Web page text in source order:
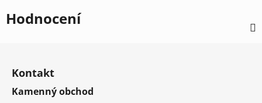
Hodnocení
Kontakt
Kamenný obchod